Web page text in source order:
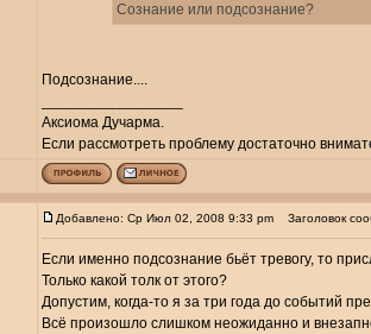
Сознание или подсознание?
Подсознание....
Аксиома Дучарма.
Если рассмотреть проблему достаточно
Добавлено: Ср Июл 02, 2008 9:33 pm Заголовок
Если именно подсознание бьёт тревогу, то
Только какой толк от этого?
Допустим, когда-то я за три года до событий
Всё произошло слишком неожиданно и